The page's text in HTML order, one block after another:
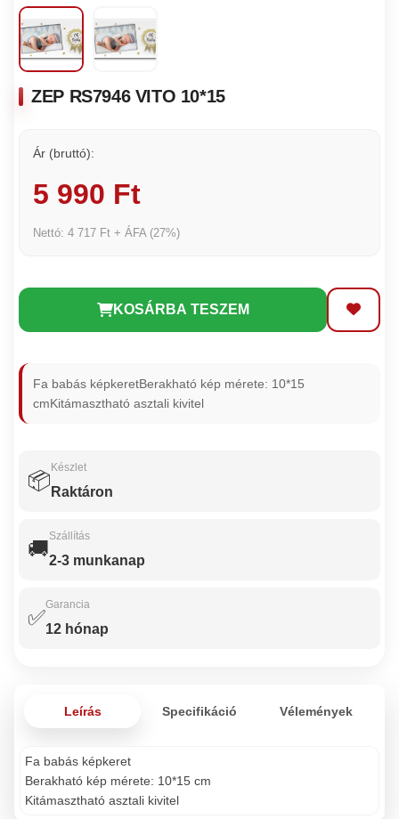
ZEP RS7946 VITO 10*15
Ár (bruttó):
5 990 Ft
Nettó: 4 717 Ft + ÁFA (27%)
KOSÁRBA TESZEM
Fa babás képkeretBerakható kép mérete: 10*15
cmKitámasztható asztali kivitel
📦
Készlet
Raktáron
🚚
Szállítás
2-3 munkanap
✅
Garancia
12 hónap
Leírás Specifikáció Vélemények
Fa babás képkeret
Berakható kép mérete: 10*15 cm
Kitámasztható asztali kivitel